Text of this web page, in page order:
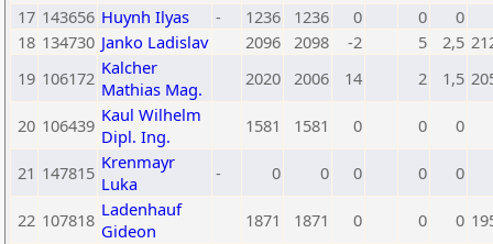
17 143656 Huynh Ilyas - 1236 1236 0 0
0
18 134730 Janko Ladislav 2096 2098 -2 5 2,5
19 106172 Kalcher
Mathias Mag.
2020 2006 14 2 1,5
20 106439 Kaul Wilhelm
Dipl. Ing.
1581 1581 0 0 0
21 147815 Krenmayr
Luka
- 0 0 0 0 0
22 107818 Ladenhauf
Gideon
1871 1871 0 0 0